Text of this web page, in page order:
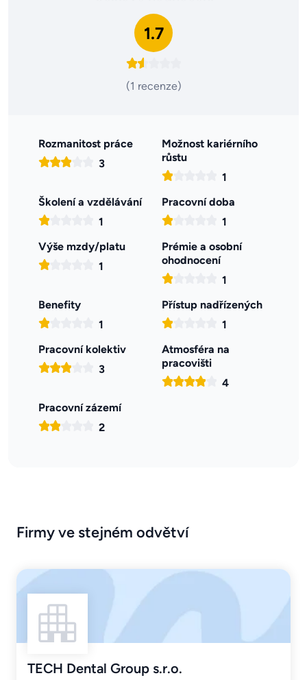
1.7
(1 recenze)
Rozmanitost práce
3
Možnost kariérního
růstu
1
Školení a vzdělávání
1
Pracovní doba
1
Výše mzdy/platu
1
Prémie a osobní
ohodnocení
1
Benefity
1
Přístup nadřízených
1
Pracovní kolektiv
3
Atmosféra na
pracovišti
4
Pracovní zázemí
2
Firmy ve stejném odvětví
TECH Dental Group s.r.o.